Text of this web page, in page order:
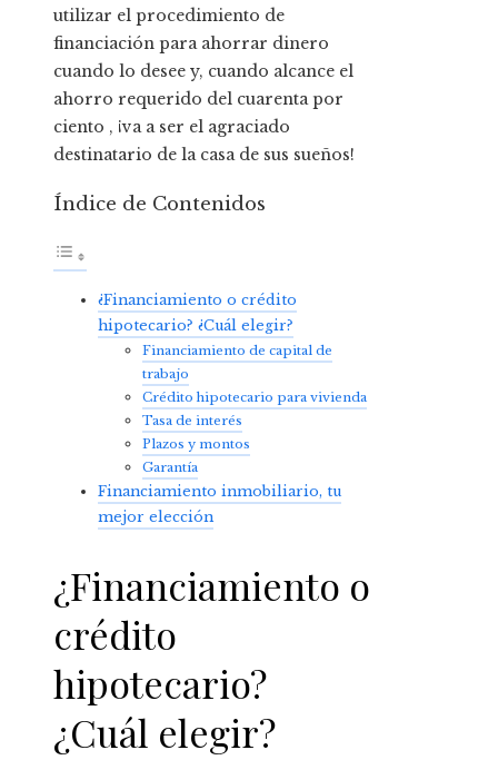
utilizar el procedimiento de
financiación para ahorrar dinero
cuando lo desee y, cuando alcance el
ahorro requerido del cuarenta por
ciento , ¡va a ser el agraciado
destinatario de la casa de sus sueños!
Índice de Contenidos
¿Financiamiento o crédito
hipotecario? ¿Cuál elegir?
Financiamiento de capital de
trabajo
Crédito hipotecario para vivienda
Tasa de interés
Plazos y montos
Garantía
Financiamiento inmobiliario, tu
mejor elección
¿Financiamiento o
crédito
hipotecario?
¿Cuál elegir?